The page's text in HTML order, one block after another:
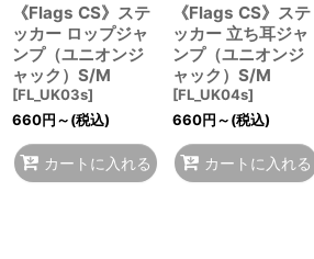
《Flags CS》ステ
ッカー ロップジャ
ンプ（ユニオンジ
ャック）S/M
[FL_UK03s]
660円～(税込)
カートに入れる
《Flags CS》ステ
ッカー 立ち耳ジャ
ンプ（ユニオンジ
ャック）S/M
[FL_UK04s]
660円～(税込)
カートに入れる